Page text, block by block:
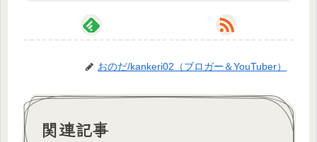
おのだ/kankeri02（ブロガー＆YouTuber）
関連記事